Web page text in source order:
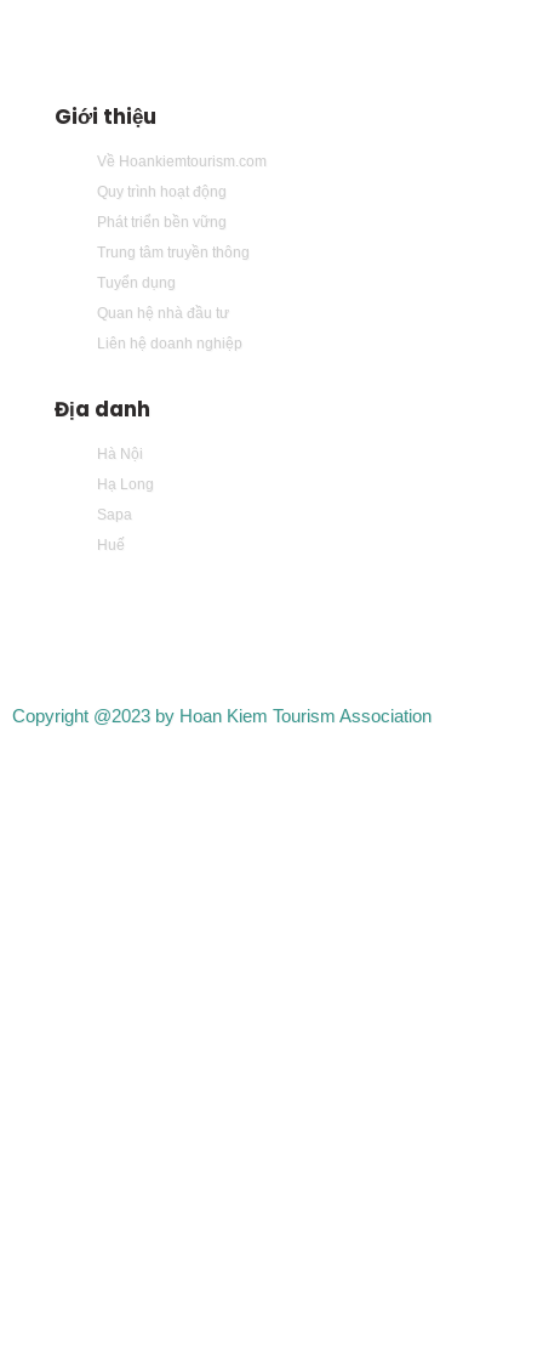
Giới thiệu
Về Hoankiemtourism.com
Quy trình hoạt động
Phát triển bền vững
Trung tâm truyền thông
Tuyển dụng
Quan hệ nhà đầu tư
Liên hệ doanh nghiệp
Địa danh
Hà Nội
Hạ Long
Sapa
Huế
Copyright @2023 by Hoan Kiem Tourism Association